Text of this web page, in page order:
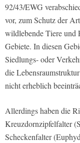
92/43/EWG
vor, zum Schutz der
wildlebende Tiere und
Gebiete. In diesen
Siedlungs- oder
die
nicht erheblich
Allerdings haben die
Kreuzdornzipfelfalter
Scheckenfalter